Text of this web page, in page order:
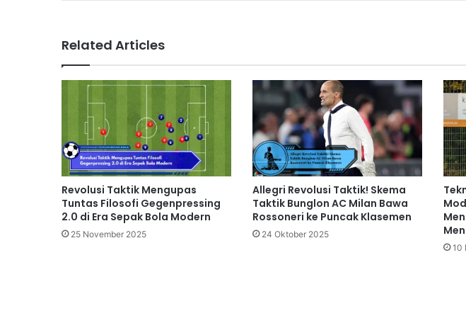
Related Articles
Revolusi Taktik Mengupas
Tuntas Filosofi Gegenpressing
2.0 di Era Sepak Bola Modern
25 November 2025
Allegri Revolusi Taktik! Skema
Taktik Bunglon AC Milan Bawa
Rossoneri ke Puncak Klasemen
24 Oktober 2025
10